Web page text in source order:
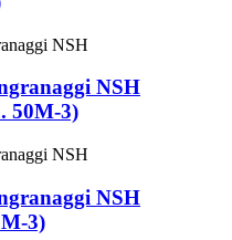
NSH
50M-3)
NSH
3)